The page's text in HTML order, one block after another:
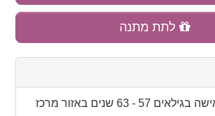
לתת מתנה
בגילאים 57 - 63 שנים באזור מרכז